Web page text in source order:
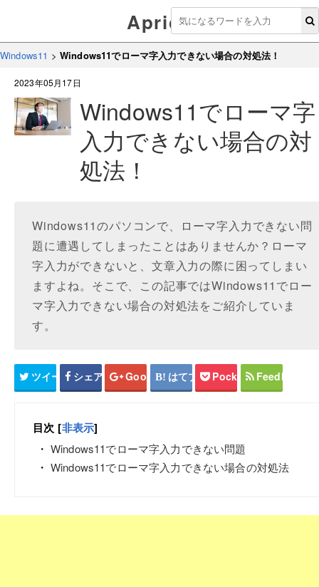
Aprico
Windows11 > Windows11でローマ字入力できない場合の対処法！
2023年05月17日
Windows11でローマ字
入力できない場合の対
処法！
Windows11のパソコンで、ローマ字入力できない問
題に遭遇してしまったことはありませんか？ローマ
字入力ができないと、文章入力の際に困ってしまい
ますよね。そこで、この記事ではWindows11でロー
マ字入力できない場合の対処法をご紹介していま
す。
ツイート シェア Google+ はてブ Pocket Feedly
目次 [非表示]
Windows11でローマ字入力できない問題
Windows11でローマ字入力できない場合の対処法